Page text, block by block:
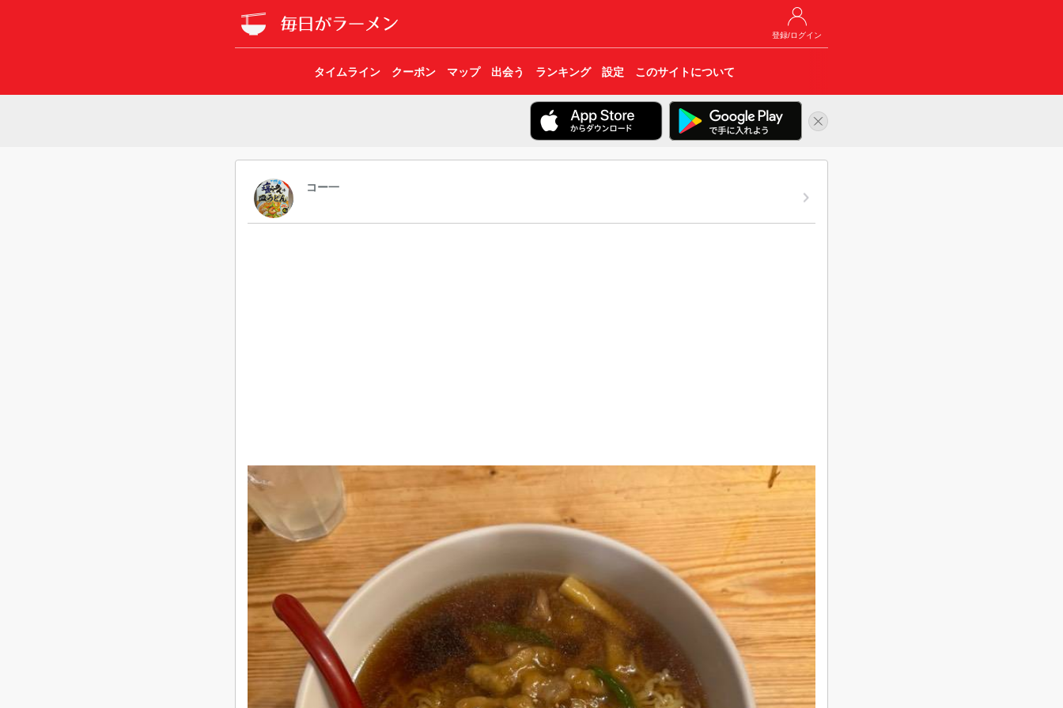
登録/ログイン
タイムライン クーポン マップ 出会う ランキング 設定 このサイトについて
コー一